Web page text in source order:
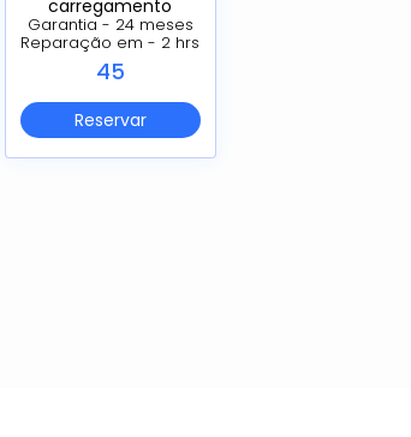
carregamento
Garantia - 24 meses
Reparação em - 2 hrs
45
Reservar